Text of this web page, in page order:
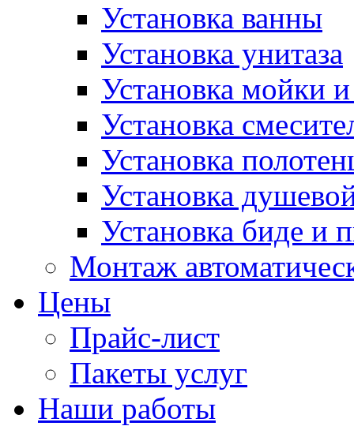
Установка ванны
Установка унитаза
Установка мойки
Установка
Установка
Установка
Установка биде и
Монтаж
Цены
Прайс-лист
Пакеты услуг
Наши работы